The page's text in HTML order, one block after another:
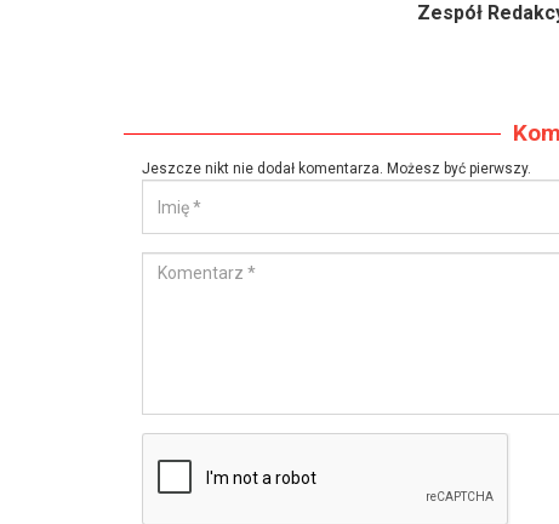
Zespół
Jeszcze nikt nie dodał komentarza. Możesz być pierwszy.